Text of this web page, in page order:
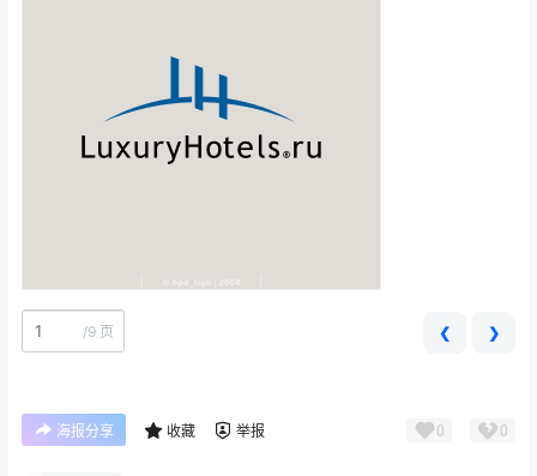
/9 页 ❮ ❯
海报分享 收藏 举报 0 0